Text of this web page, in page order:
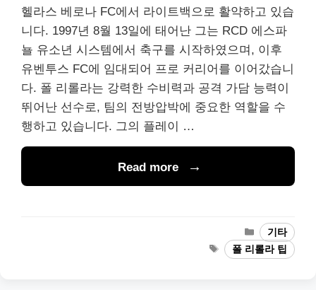
헬라스 베로나 FC에서 라이트백으로 활약하고 있습
니다. 1997년 8월 13일에 태어난 그는 RCD 에스파
뇰 유소년 시스템에서 축구를 시작하였으며, 이후
유벤투스 FC에 임대되어 프로 커리어를 이어갔습니
다. 폴 리롤라는 강력한 수비력과 공격 가담 능력이
뛰어난 선수로, 팀의 전방압박에 중요한 역할을 수
행하고 있습니다. 그의 플레이 …
Read more
Categories
기타
Tags폴 리롤라 팁